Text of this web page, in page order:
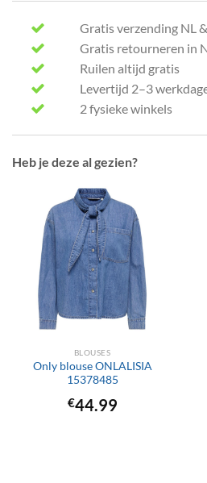
Gratis verzending NL
Gratis retourneren in
Ruilen altijd gratis
Levertijd 2–3
2 fysieke winkels
Heb je deze al gezien?
BLOUSES
Only blouse ONLALISIA
15378485
€44.99